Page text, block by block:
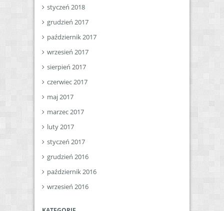
styczeń 2018
grudzień 2017
październik 2017
wrzesień 2017
sierpień 2017
czerwiec 2017
maj 2017
marzec 2017
luty 2017
styczeń 2017
grudzień 2016
październik 2016
wrzesień 2016